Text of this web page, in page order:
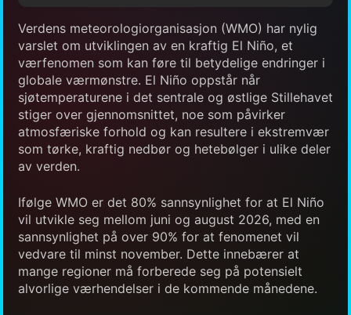
Verdens meteorologiorganisasjon (WMO) har nylig
varslet om utviklingen av en kraftig El Niño, et
værfenomen som kan føre til betydelige endringer i
globale værmønstre. El Niño oppstår når
sjøtemperaturene i det sentrale og østlige Stillehavet
stiger over gjennomsnittet, noe som påvirker
atmosfæriske forhold og kan resultere i ekstremvær
som tørke, kraftig nedbør og hetebølger i ulike deler
av verden.
Ifølge WMO er det 80% sannsynlighet for at El Niño
vil utvikle seg mellom juni og august 2026, med en
sannsynlighet på over 90% for at fenomenet vil
vedvare til minst november. Dette innebærer at
mange regioner må forberede seg på potensielt
alvorlige værhendelser i de kommende månedene.